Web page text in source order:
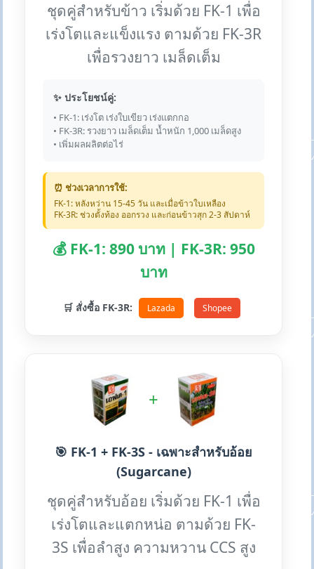
ชุดคู่สำหรับข้าว เริ่มด้วย FK-1 เพื่อ
เร่งโตและแข็งแรง ตามด้วย FK-3R
เพื่อรวงยาว เมล็ดเต็ม
✨ ประโยชน์คู่:
• FK-1: เร่งโต เร่งใบเขียว เร่งแตกกอ
• FK-3R: รวงยาว เมล็ดเต็ม น้ำหนัก 1,000 เมล็ดสูง
• เพิ่มผลผลิตต่อไร่
⏰ ช่วงเวลาการใช้:
FK-1: หลังหว่าน 15-45 วัน และเมื่อข้าวใบเหลือง
FK-3R: ช่วงตั้งท้อง ออกรวง และก่อนข้าวสุก 2-3 สัปดาห์
💰 FK-1: 890 บาท | FK-3R: 950
บาท
🛒 สั่งซื้อ FK-3R: Lazada Shopee
+
🎯 FK-1 + FK-3S - เฉพาะสำหรับอ้อย
(Sugarcane)
ชุดคู่สำหรับอ้อย เริ่มด้วย FK-1 เพื่อ
เร่งโตและแตกหน่อ ตามด้วย FK-
3S เพื่อลำสูง ความหวาน CCS สูง